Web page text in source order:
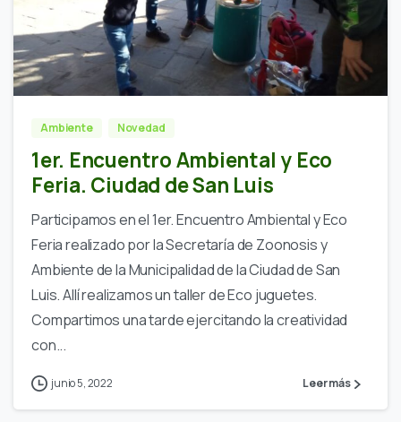
Ambiente Novedad
1er. Encuentro Ambiental y Eco
Feria. Ciudad de San Luis
Participamos en el 1er. Encuentro Ambiental y Eco
Feria realizado por la Secretaría de Zoonosis y
Ambiente de la Municipalidad de la Ciudad de San
Luis. Allí realizamos un taller de Eco juguetes.
Compartimos una tarde ejercitando la creatividad
con...
junio 5, 2022 Leer más